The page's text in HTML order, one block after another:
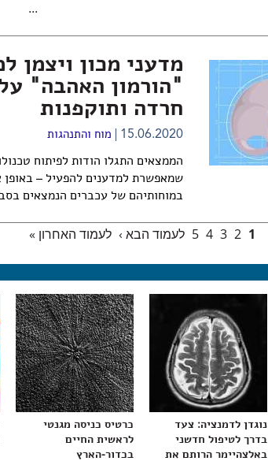
...
מדעני מכון ויצמן
"הורמון האהבה"
חרדה ותוקפנות
15.06.2020 מוח והתנהגות
הממצאים התגלו הודות לפיתוח
שמאפשרת למדענים להפעיל – באופן
במוחותיהם של עכברים הנמצאים
1
2
3
4
5 לעמוד הבא › לעמוד האחרון »
נוגדן לדמנציה: צעד
בדרך לטיפול חדשני
באלצהיימר הרותם את
כרטיס כניסה מגנטי
לראשית החיים
בכדור-הארץ